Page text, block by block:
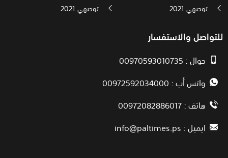
توجيهي 2021
توجيهي 2021
للتواصل والاستفسار
جوال : 00970593010735
واتس أب : 00972592034000
هاتف : 00972082886017
ايميل :info@paltimes.ps